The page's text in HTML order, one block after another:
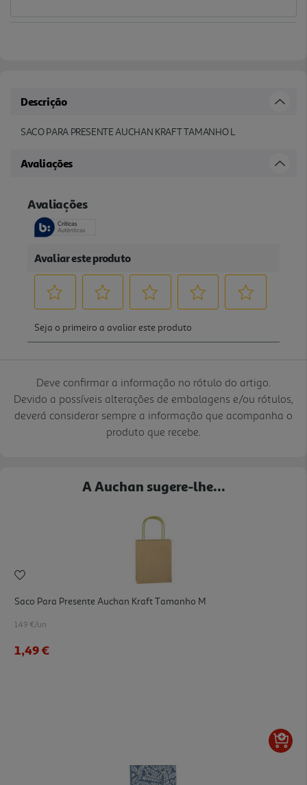
Descrição
SACO PARA PRESENTE AUCHAN KRAFT TAMANHO L
Avaliações
Deve confirmar a informação no rótulo do artigo.
Devido a possíveis alterações de embalagens e/ou rótulos,
deverá considerar sempre a informação que acompanha o
produto que recebe.
A Auchan sugere-lhe...
Saco Para Presente Auchan Kraft Tamanho M
1.49 €/un
1,49 €